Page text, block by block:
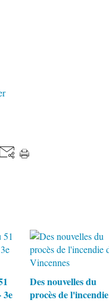
3e
Des nouvelles du
procès de l'incendie